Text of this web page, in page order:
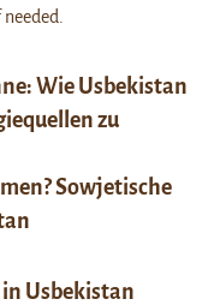
Wie Usbekistan
zu
Sowjetische
Usbekistan